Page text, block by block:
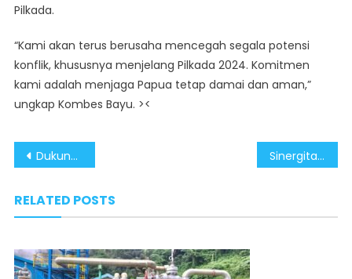
Pilkada.
“Kami akan terus berusaha mencegah segala potensi
konflik, khususnya menjelang Pilkada 2024. Komitmen
kami adalah menjaga Papua tetap damai dan aman,”
ungkap Kombes Bayu. ><
Post
Dukungan Prabowo sebagai Ketum Partai Tidak Langgar Ketentuan Pilkada 2024 Sinergitas Kunci Utama Pemberantasan Narkoba
RELATED POSTS